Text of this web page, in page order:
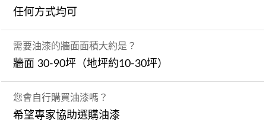
任何方式均可
需要油漆的牆面面積大約是？
牆面 30-90坪（地坪約10-30坪）
您會自行購買油漆嗎？
希望專家協助選購油漆